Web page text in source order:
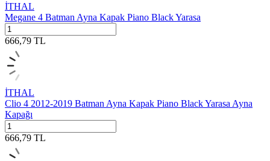
İTHAL
Megane 4 Batman Ayna Kapak Piano Black Yarasa
666,79 TL
İTHAL
Clio 4 2012-2019 Batman Ayna Kapak Piano Black Yarasa Ayna
Kapağı
666,79 TL